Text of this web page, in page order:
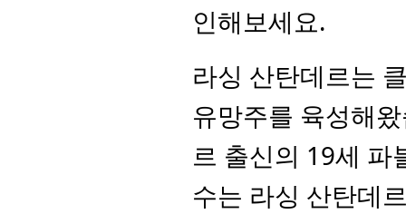
인해보세요.
라싱 산탄데르는
유망주를 육성해
르 출신의 19세 파
수는 라싱 산탄데